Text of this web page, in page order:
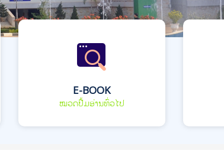
E-BOOK
ໝວດປື້ມອ່ານທົ່ວໄປ